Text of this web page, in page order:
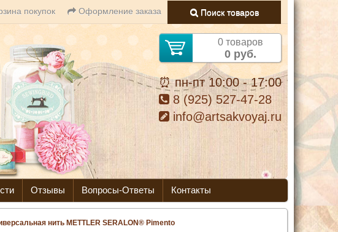
покупок Оформление заказа Поиск товаров
0 товаров
0 руб.
⏰ пн-пт 10:00 - 17:00
8 (925) 527-47-28
info@artsakvoyaj.ru
Отзывы Вопросы-Ответы Контакты
нить METTLER SERALON® Pimento